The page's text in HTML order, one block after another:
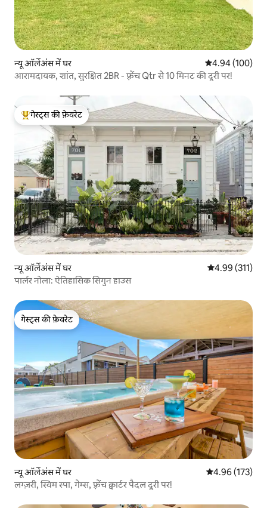
न्यू ऑर्लेअंस में घर औसत रेटिंग 5 में से
4.94 (100)
आरामदायक, शांत, सुरक्षित 2BR - फ़्रेंच Qtr से 10 मिनट की दूरी पर!
गेस्ट्स का टॉप फ़ेवरेट
गेस्ट्स की फ़ेवरेट
न्यू ऑर्लेअंस में घर औसत रेटिंग 5 में से
4.99 (311)
पार्लर नोला: ऐतिहासिक सिगुन हाउस
गेस्ट्स की फ़ेवरेट
गेस्ट्स की फ़ेवरेट
न्यू ऑर्लेअंस में घर औसत रेटिंग 5 में से
4.96 (173)
लग्ज़री, स्विम स्पा, गेम्स, फ़्रेंच क्वार्टर पैदल दूरी पर!